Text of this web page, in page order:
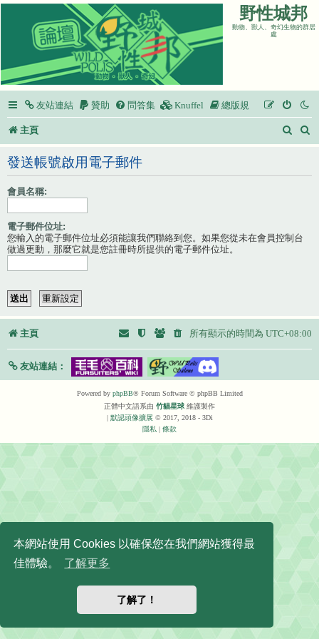
本網站使用 Cookies 以確保您在我們網站獲得最
佳體驗。
了解更多
了解了！
野性城邦
動物、獸人、奇幻生物的群居
處
友站連結 贊助 問答集 Knuffel 總版規
主頁
搜
發送帳號啟用電子郵件
會員名稱:
電子郵件位址:
您輸入的電子郵件位址必須能讓我們聯絡到您。如果您從未在會員控制台
做過更動，那麼它就是您註冊時所提供的電子郵件位址。
主頁 所有顯示的時間為 UTC+08:00
友站連結：
Powered by phpBB® Forum Software © phpBB Limited
正體中文語系由 竹貓星球 維護製作
| 默認頭像擴展 © 2017, 2018 - 3Di
隱私 | 條款